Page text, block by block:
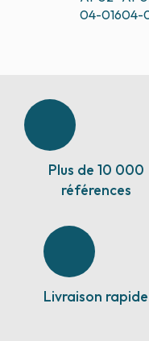
04-01604-
Plus de 10 000
références
Livraison rapide